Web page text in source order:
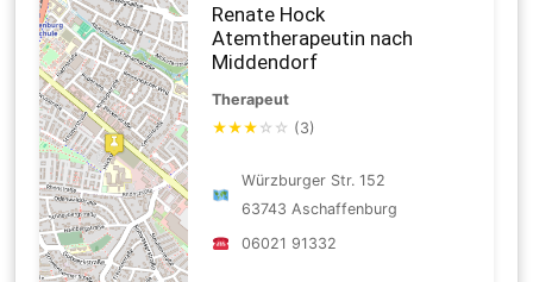
Renate Hock
Atemtherapeutin nach
Middendorf
Therapeut
★★★ ☆ ☆ (3)
Würzburger Str. 152
63743 Aschaffenburg
06021 91332